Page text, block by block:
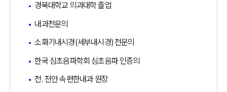
경북대학교 의과대학 졸업
내과전문의
소화기내시경(세부내시경) 전문의
한국 심초음파학회 심초음파 인증의
전. 천안 속편한내과 원장